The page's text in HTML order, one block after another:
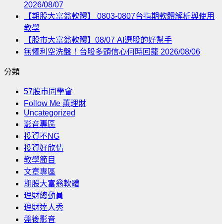
2026/08/07
【期股大富翁軟體】 0803-0807台指期軟體解析與使用
教學
【股市大富翁軟體】08/07 AI選股的好幫手
無懼利空洗盤！台股多頭信心何時回籠 2026/08/06
分類
57股市同學會
Follow Me 蕙理財
Uncategorized
影音專區
投資不NG
投資好欣情
教學節目
文章專區
期股大富翁軟體
理財總動員
理財達人秀
盤後影音